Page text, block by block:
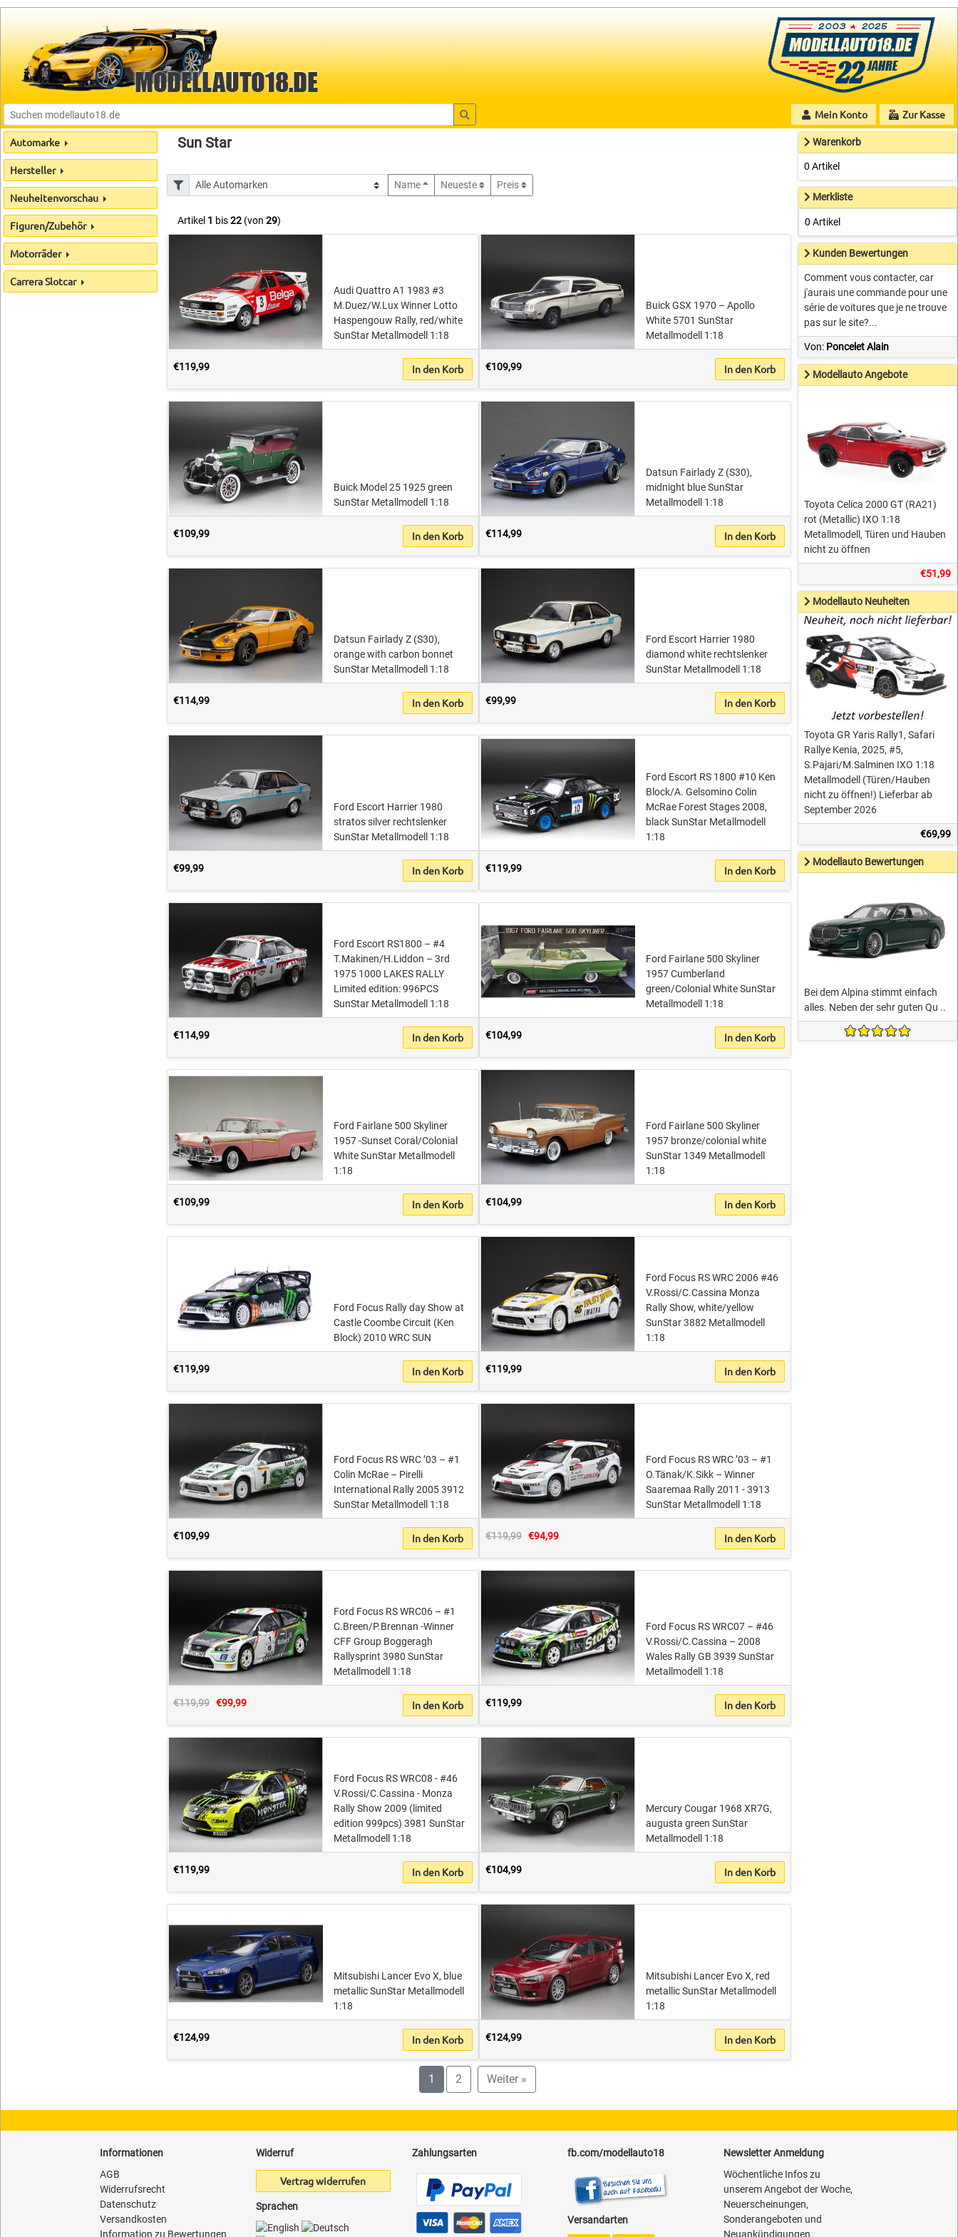
Mein Konto Zur Kasse
Automarke
Hersteller
Neuheitenvorschau
Figuren/Zubehör
Motorräder
Carrera Slotcar
Sun Star
Name Neueste Preis
Artikel 1 bis22(von 29)
Audi Quattro A1 1983 #3
M.Duez/W.Lux Winner Lotto
Haspengouw Rally, red/white
SunStar Metallmodell 1:18
€119,99 In den Korb
Buick GSX 1970 – Apollo
White 5701 SunStar
Metallmodell 1:18
€109,99 In den Korb
Buick Model 25 1925 green
SunStar Metallmodell 1:18
€109,99 In den Korb
Datsun Fairlady Z (S30),
midnight blue SunStar
Metallmodell 1:18
€114,99 In den Korb
Datsun Fairlady Z (S30),
orange with carbon bonnet
SunStar Metallmodell 1:18
€114,99 In den Korb
Ford Escort Harrier 1980
diamond white rechtslenker
SunStar Metallmodell 1:18
€99,99 In den Korb
Ford Escort Harrier 1980
stratos silver rechtslenker
SunStar Metallmodell 1:18
€99,99 In den Korb
Ford Escort RS 1800 #10 Ken
Block/A. Gelsomino Colin
McRae Forest Stages 2008,
black SunStar Metallmodell
1:18
€119,99 In den Korb
Ford Escort RS1800 – #4
T.Makinen/H.Liddon – 3rd
1975 1000 LAKES RALLY
Limited edition: 996PCS
SunStar Metallmodell 1:18
€114,99 In den Korb
Ford Fairlane 500 Skyliner
1957 Cumberland
green/Colonial White SunStar
Metallmodell 1:18
€104,99 In den Korb
Ford Fairlane 500 Skyliner
1957 -Sunset Coral/Colonial
White SunStar Metallmodell
1:18
€109,99 In den Korb
Ford Fairlane 500 Skyliner
1957 bronze/colonial white
SunStar 1349 Metallmodell
1:18
€104,99 In den Korb
Ford Focus Rally day Show at
Castle Coombe Circuit (Ken
Block) 2010 WRC SUN
€119,99 In den Korb
Ford Focus RS WRC 2006 #46
V.Rossi/C.Cassina Monza
Rally Show, white/yellow
SunStar 3882 Metallmodell
1:18
€119,99 In den Korb
Ford Focus RS WRC ’03 – #1
Colin McRae – Pirelli
International Rally 2005 3912
SunStar Metallmodell 1:18
€109,99 In den Korb
Ford Focus RS WRC ’03 – #1
O.Tänak/K.Sikk – Winner
Saaremaa Rally 2011 - 3913
SunStar Metallmodell 1:18
€119,99 €94,99 In den Korb
Ford Focus RS WRC06 – #1
C.Breen/P.Brennan -Winner
CFF Group Boggeragh
Rallysprint 3980 SunStar
Metallmodell 1:18
€119,99 €99,99 In den Korb
Ford Focus RS WRC07 – #46
V.Rossi/C.Cassina – 2008
Wales Rally GB 3939 SunStar
Metallmodell 1:18
€119,99 In den Korb
Ford Focus RS WRC08 - #46
V.Rossi/C.Cassina - Monza
Rally Show 2009 (limited
edition 999pcs) 3981 SunStar
Metallmodell 1:18
€119,99 In den Korb
Mercury Cougar 1968 XR7G,
augusta green SunStar
Metallmodell 1:18
€104,99 In den Korb
Mitsubishi Lancer Evo X, blue
metallic SunStar Metallmodell
1:18
€124,99 In den Korb
Mitsubishi Lancer Evo X, red
metallic SunStar Metallmodell
1:18
€124,99 In den Korb
1 2 Weiter »
Warenkorb
0 Artikel
Merkliste
0 Artikel
Kunden Bewertungen
Comment vous contacter, car
j'aurais une commande pour une
série de voitures que je ne trouve
pas sur le site?...
Von: Poncelet Alain
Modellauto Angebote
Toyota Celica 2000 GT (RA21)
rot (Metallic) IXO 1:18
Metallmodell, Türen und Hauben
nicht zu öffnen
€51,99
Modellauto Neuheiten
Toyota GR Yaris Rally1, Safari
Rallye Kenia, 2025, #5,
S.Pajari/M.Salminen IXO 1:18
Metallmodell (Türen/Hauben
nicht zu öffnen!) Lieferbar ab
September 2026
€69,99
Modellauto Bewertungen
Bei dem Alpina stimmt einfach
alles. Neben der sehr guten Qu ..
Informationen
AGB
Widerrufsrecht
Datenschutz
Versandkosten
Information zu Bewertungen
Widerruf
Vertrag widerrufen
Sprachen
Zahlungsarten fb.com/modellauto18
Versandarten
Newsletter Anmeldung
Wöchentliche Infos zu
unserem Angebot der Woche,
Neuerscheinungen,
Sonderangeboten und
Neuankündigungen.